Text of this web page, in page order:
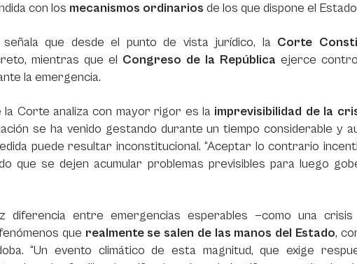
con los mecanismos ordinarios de los que dispone el
que desde el punto de vista jurídico, la Corte
mientras que el Congreso de la República ejerce
la emergencia.
la Corte analiza con mayor rigor es la imprevisibilidad de la
se ha venido gestando durante un tiempo considerable y
puede resultar inconstitucional. “Aceptar lo contrario
que se dejen acumular problemas previsibles para luego
diferencia entre emergencias esperables —como una
que realmente se salen de las manos del Estado,
“Un evento climático de esta magnitud, que exige